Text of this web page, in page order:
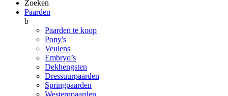
Zoeken
Paarden
b
Paarden te koop
Pony's
Veulens
Embryo’s
Dekhengsten
Dressuurpaarden
Springpaarden
Westernpaarden